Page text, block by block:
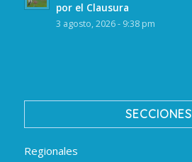
por el Clausura
3 agosto, 2026 - 9:38 pm
SECCIONES
Regionales